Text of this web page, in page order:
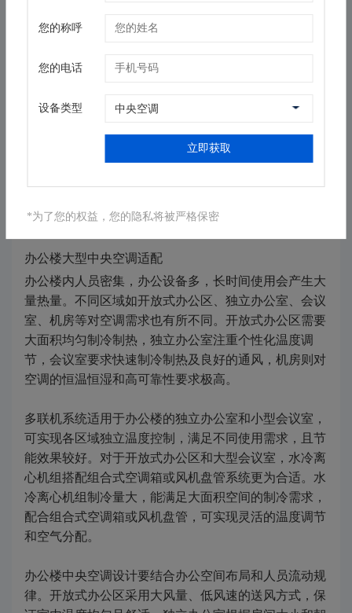
置，优化风道设计，降低噪音传播。公共区域设计要考
匀分布。同时，要结合酒店装修风格，选择合适的室内
畅。室外机安装要注意避免噪音和热气对周边环境及客
证室内空气清新。
办公楼大型中央空调适配
办公楼内人员密集，办公设备多，长时间使用会产生大
量热量。不同区域如开放式办公区、独立办公室、会议
室、机房等对空调需求也有所不同。开放式办公区需要
大面积均匀制冷制热，独立办公室注重个性化温度调
节，会议室要求快速制冷制热及良好的通风，机房则对
空调的恒温恒湿和高可靠性要求极高。
多联机系统适用于办公楼的独立办公室和小型会议室，
可实现各区域独立温度控制，满足不同使用需求，且节
能效果较好。对于开放式办公区和大型会议室，水冷离
心机组搭配组合式空调箱或风机盘管系统更为合适。水
冷离心机组制冷量大，能满足大面积空间的制冷需求，
配合组合式空调箱或风机盘管，可实现灵活的温度调节
和空气分配。
办公楼中央空调设计要结合办公空间布局和人员流动规
律。开放式办公区采用大风量、低风速的送风方式，保
您的称呼
您的电话
设备类型
立即获取
*为了您的权益，您的隐私将被严格保密